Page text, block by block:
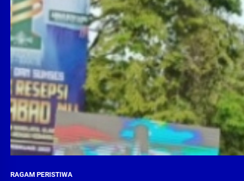
RAGAM PERISTIWA